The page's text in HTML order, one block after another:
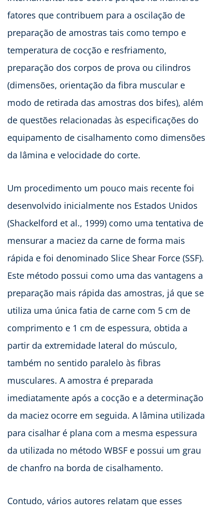
fatores que contribuem para a oscilação de
preparação de amostras tais como tempo e
temperatura de cocção e resfriamento,
preparação dos corpos de prova ou cilindros
(dimensões, orientação da fibra muscular e
modo de retirada das amostras dos bifes), além
de questões relacionadas às especificações do
equipamento de cisalhamento como dimensões
da lâmina e velocidade do corte.
Um procedimento um pouco mais recente foi
desenvolvido inicialmente nos Estados Unidos
(Shackelford et al., 1999) como uma tentativa de
mensurar a maciez da carne de forma mais
rápida e foi denominado Slice Shear Force (SSF).
Este método possui como uma das vantagens a
preparação mais rápida das amostras, já que se
utiliza uma única fatia de carne com 5 cm de
comprimento e 1 cm de espessura, obtida a
partir da extremidade lateral do músculo,
também no sentido paralelo às fibras
musculares. A amostra é preparada
imediatamente após a cocção e a determinação
da maciez ocorre em seguida. A lâmina utilizada
para cisalhar é plana com a mesma espessura
da utilizada no método WBSF e possui um grau
de chanfro na borda de cisalhamento.
Contudo, vários autores relatam que esses